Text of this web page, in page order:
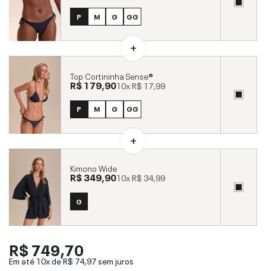
P M G GG
Top Cortininha Sense®
R$ 179,9010xR$ 17,99
P M G GG
Kimono Wide
R$ 349,9010xR$ 34,99
G
R$ 749,70
Em até 10x deR$ 74,97sem juros